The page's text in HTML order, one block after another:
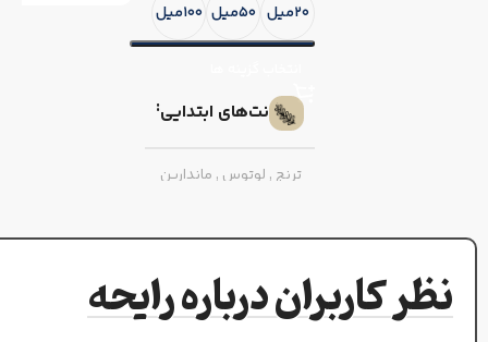
۲۰میل ۵۰میل ۱۰۰میل
نت‌های ابتدایی
ترنج , لوتوس , ماندارین
پرتقال,چوب بلسان
نظر کاربران درباره رایحه